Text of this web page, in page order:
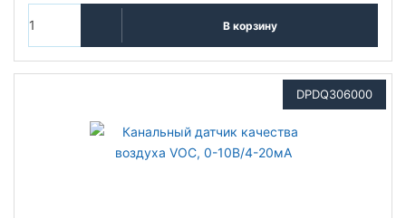
В корзину
DPDQ306000